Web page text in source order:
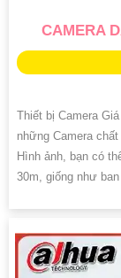
CAMERA
Thiết bị Camera
những Camera
Hình ảnh, bạn có
30m, giống như